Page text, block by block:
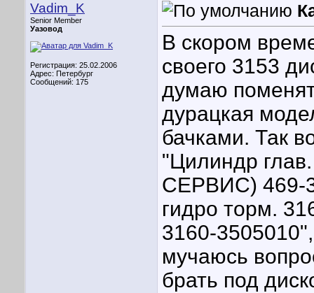
Vadim_K
Senior Member
Уазовод
Регистрация: 25.02.2006
Адрес: Петербург
Сообщений: 175
В скором
своего 3153
думаю
дурацкая
бачками. Так
"Цилиндр
СЕРВИС) 469-
гидро торм.
3160-
мучаюсь
брать под